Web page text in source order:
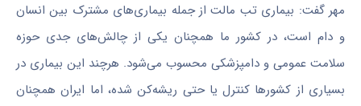
مهر گفت: بیماری تب مالت از جمله بیماری‌های مشترک بین انسان
و دام است، در کشور ما همچنان یکی از چالش‌های جدی حوزه
سلامت عمومی و دامپزشکی محسوب می‌شود. هرچند این بیماری در
بسیاری از کشورها کنترل یا حتی ریشه‌کن شده، اما ایران همچنان